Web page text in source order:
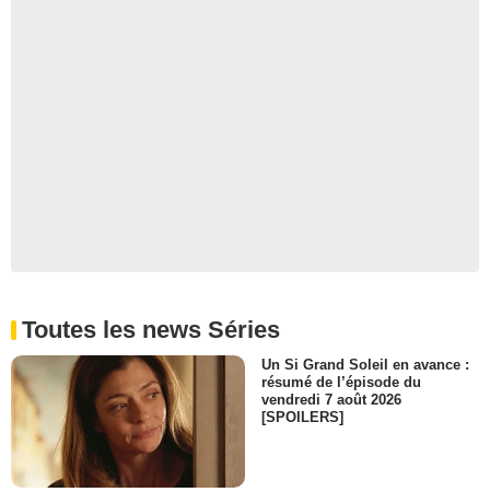
Toutes les news Séries
Un Si Grand Soleil en avance :
résumé de l’épisode du
vendredi 7 août 2026
[SPOILERS]